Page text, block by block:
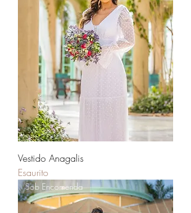
Vestido Anagalis
Esaurito
Sob Encomenda